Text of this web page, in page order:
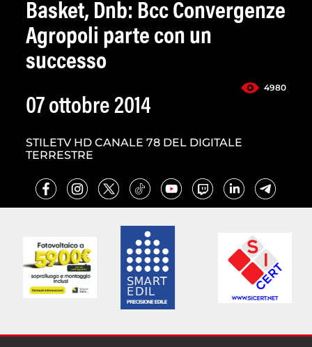
Basket, Dnb: Bcc Convergenze
Agropoli parte con un
successo
4980
07 ottobre 2014
STILETV HD CANALE 78 DEL DIGITALE
TERRESTRE